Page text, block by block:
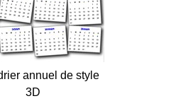
annuel de style
3D